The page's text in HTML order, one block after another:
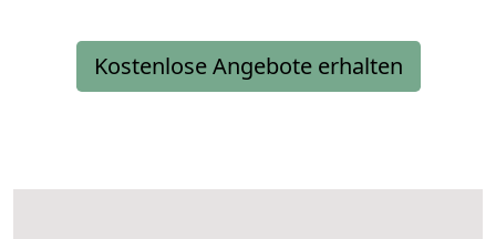
Kostenlose Angebote erhalten